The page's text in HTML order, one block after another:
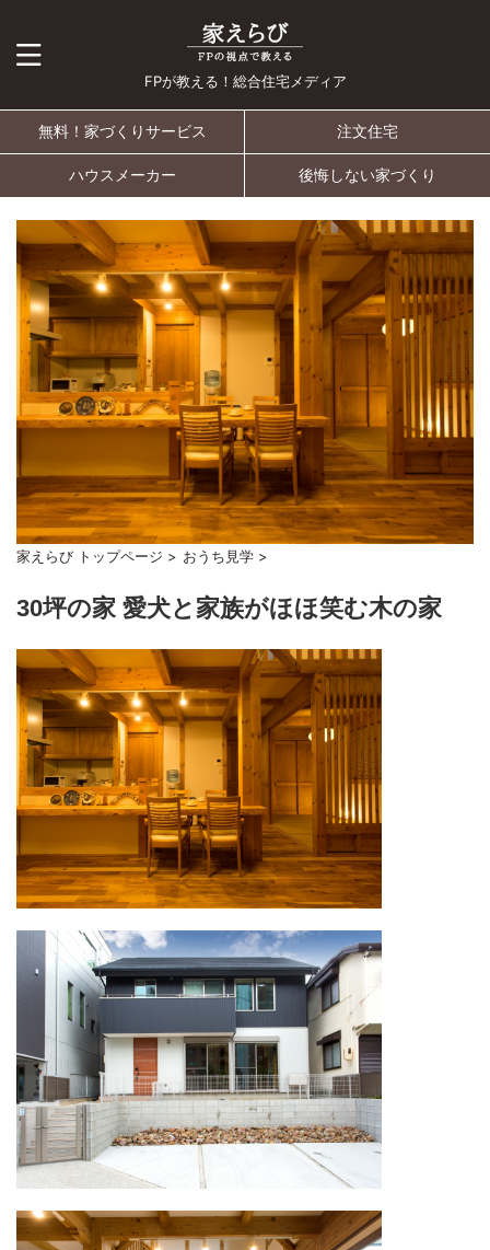
FPが教える！総合住宅メディア
無料！家づくりサービス 注文住宅
ハウスメーカー 後悔しない家づくり
家えらび トップページ > おうち見学 >
30坪の家 愛犬と家族がほほ笑む木の家